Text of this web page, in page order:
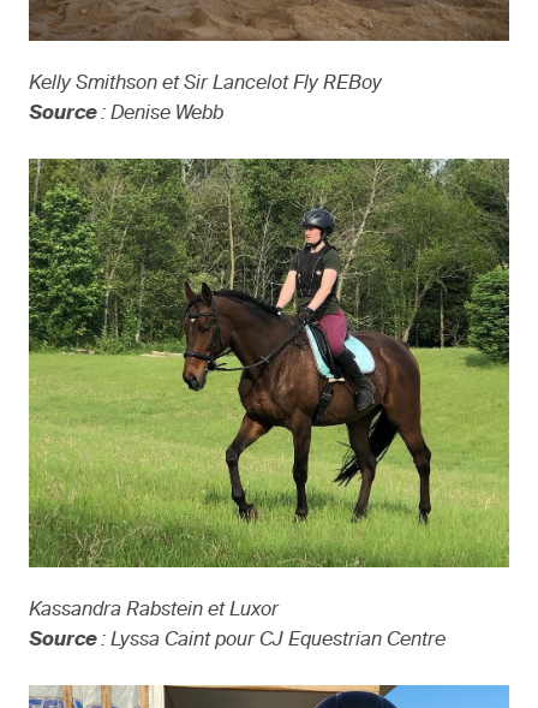
Kelly Smithson et Sir Lancelot Fly REBoy
Source: Denise Webb
Kassandra Rabstein et Luxor
Source: Lyssa Caint pour CJ Equestrian Centre